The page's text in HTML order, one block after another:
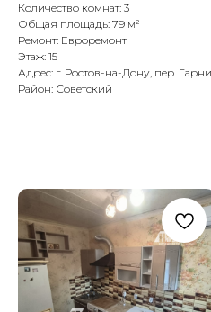
Количество комнат: 3
Общая площадь: 79 м²
Ремонт: Евроремонт
Этаж: 15
Адрес: г. Ростов-на-Дону, пер.
Район: Советский